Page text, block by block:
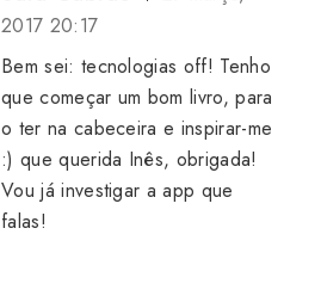
2017 20:17
Bem sei: tecnologias off! Tenho
que começar um bom livro, para
o ter na cabeceira e inspirar-me
:) que querida Inês, obrigada!
Vou já investigar a app que
falas!